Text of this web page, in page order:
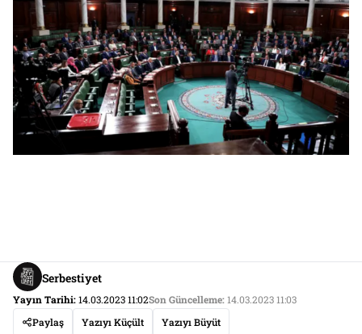
Serbestiyet
Yayın Tarihi:14.03.2023 11:02Son Güncelleme:14.03.2023 11:03
Paylaş
Yazıyı Küçült Yazıyı Büyüt